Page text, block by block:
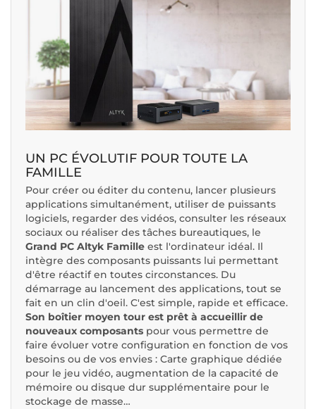
UN PC ÉVOLUTIF POUR TOUTE LA
FAMILLE
Pour créer ou éditer du contenu, lancer plusieurs
applications simultanément, utiliser de puissants
logiciels, regarder des vidéos, consulter les réseaux
sociaux ou réaliser des tâches bureautiques, le
Grand PC Altyk Famille est l'ordinateur idéal. Il
intègre des composants puissants lui permettant
d'être réactif en toutes circonstances. Du
démarrage au lancement des applications, tout se
fait en un clin d'oeil. C'est simple, rapide et efficace.
Son boîtier moyen tour est prêt à accueillir de
nouveaux composants pour vous permettre de
faire évoluer votre configuration en fonction de vos
besoins ou de vos envies : Carte graphique dédiée
pour le jeu vidéo, augmentation de la capacité de
mémoire ou disque dur supplémentaire pour le
stockage de masse…